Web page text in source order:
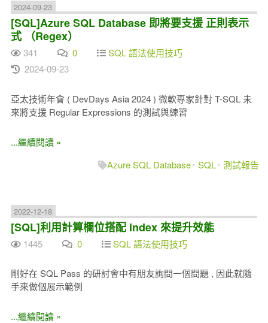
2024-09-23
[SQL]Azure SQL Database 即將要支援 正則表示
式 （Regex）
341 0
SQL 語法使用技巧
2024-09-23
亞太技術年會 ( DevDays Asia 2024 ) 微軟專家針對 T-SQL 未
來將支援 Regular Expressions 的測試與練習
...繼續閱讀 »
Azure SQL Database SQL 測試報告
2022-12-18
[SQL]利用計算欄位搭配 Index 來提升效能
1445 0 SQL 語法使用技巧
剛好在 SQL Pass 的研討會中有朋友詢問一個問題 , 因此就隨
手來做個展示範例
...繼續閱讀 »